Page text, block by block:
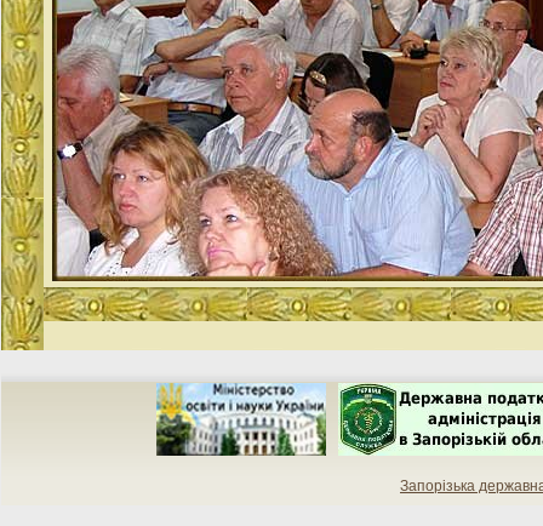
Запорізька